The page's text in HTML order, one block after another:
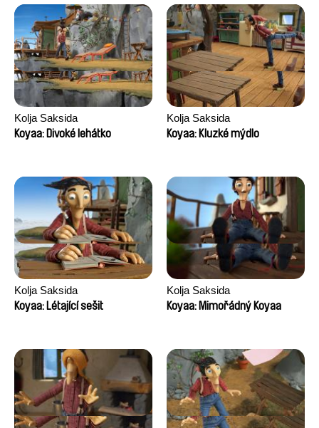
Kolja Saksida
Koyaa: Divoké lehátko
Kolja Saksida
Koyaa: Kluzké mýdlo
Kolja Saksida
Koyaa: Létající sešit
Kolja Saksida
Koyaa: Mimořádný Koyaa